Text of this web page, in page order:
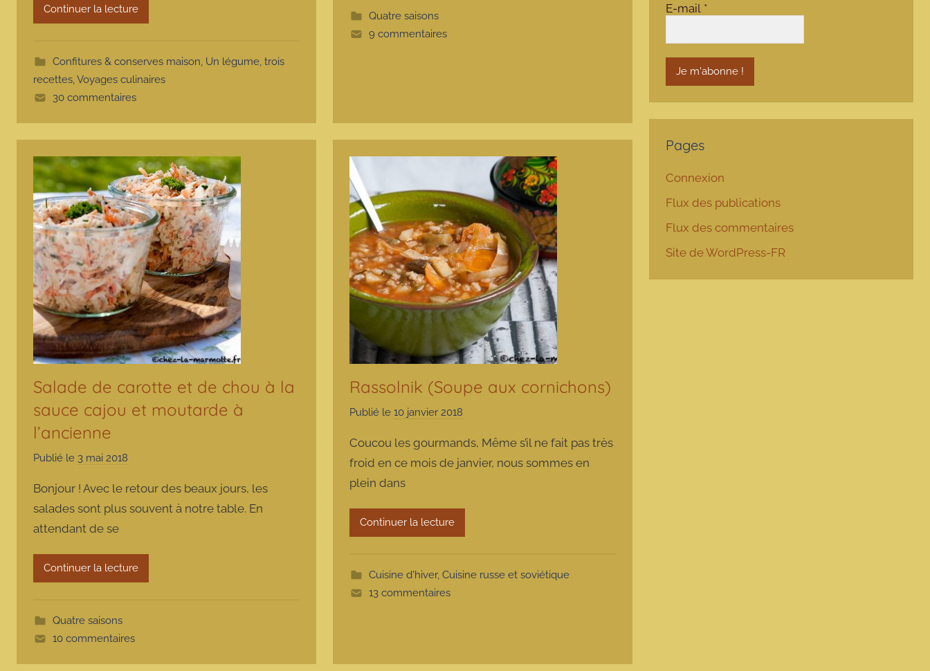
m
o
t
e
Continuer la lecture
Confitures & conserves maison, Un légume, trois
recettes,Voyages culinaires
30 commentaires
Quatre saisons
9 commentaires
Salade de carotte et de chou à la
sauce cajou et moutarde à
l’ancienne
Publié le 3 mai 2018
r
m
m
o
e
Bonjour ! Avec le retour des beaux jours, les
salades sont plus souvent à notre table. En
attendant de se
Continuer la lecture
Quatre saisons
10 commentaires
Rassolnik (Soupe aux cornichons)
Publié le10 janvier 2018
r
m
o
t
Coucou les gourmands, Même s’il ne fait pas très
froid en ce mois de janvier, nous sommes en
plein dans
Continuer la lecture
Cuisine d'hiver, Cuisine russe et soviétique
13 commentaires
E-mail *
Pages
Connexion
Flux des publications
Flux des commentaires
Site de WordPress-FR